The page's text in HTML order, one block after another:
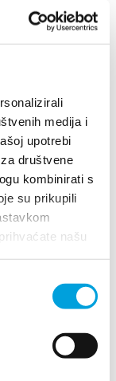
medija i
upotrebi
društvene
kombinirati s
su prikupili
našu
Upute